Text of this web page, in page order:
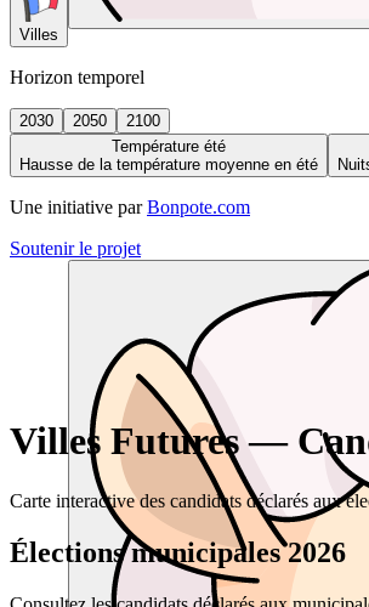
Villes
Horizon temporel
2030 2050
2100
Température été
Hausse de la température moyenne en été
Une initiative par Bonpote.com
Soutenir le projet
Villes Futures —
Carte interactive des candidats déclarés aux
Élections municipales 2026